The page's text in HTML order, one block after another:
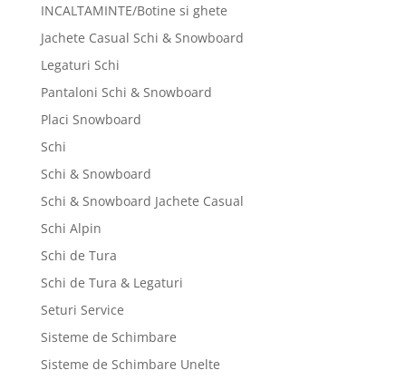
INCALTAMINTE/Botine si ghete
Jachete Casual Schi & Snowboard
Legaturi Schi
Pantaloni Schi & Snowboard
Placi Snowboard
Schi
Schi & Snowboard
Schi & Snowboard Jachete Casual
Schi Alpin
Schi de Tura
Schi de Tura & Legaturi
Seturi Service
Sisteme de Schimbare
Sisteme de Schimbare Unelte